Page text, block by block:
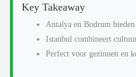
Key Takeaway
Antalya en Bodrum
Istanbul combineert
Perfect voor gezinnen en